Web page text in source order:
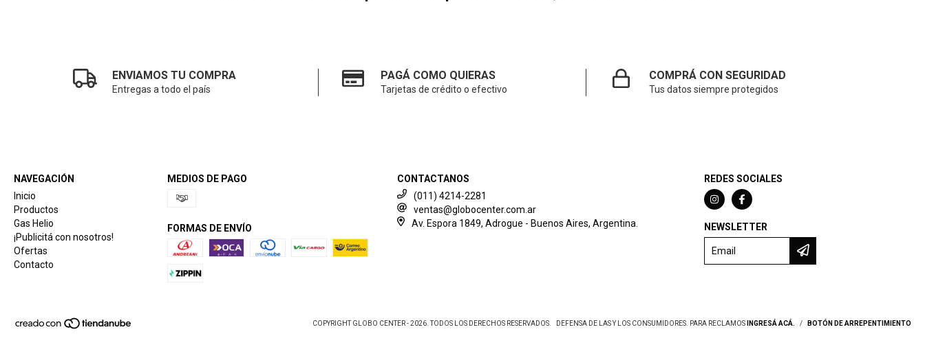
ENVIAMOS TU COMPRA
Entregas a todo el país
PAGÁ COMO QUIERAS
Tarjetas de crédito o efectivo
COMPRÁ CON SEGURIDAD
Tus datos siempre protegidos
NAVEGACIÓN
Inicio
Productos
Gas Helio
¡Publicitá con nosotros!
Ofertas
Contacto
MEDIOS DE PAGO
FORMAS DE ENVÍO
CONTACTANOS
(011) 4214-2281
ventas@globocenter.com.ar
Av. Espora 1849, Adrogue - Buenos Aires, Argentina.
REDES SOCIALES
NEWSLETTER
COPYRIGHT GLOBO CENTER - 2026. TODOS LOS DERECHOS RESERVADOS. DEFENSA DE LAS Y LOS CONSUMIDORES. PARA RECLAMOS INGRESÁ ACÁ. / BOTÓN DE ARREPENTIMIENTO